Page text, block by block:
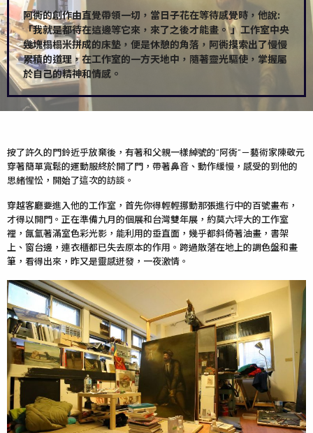
阿衖的創作由直覺帶領一切，當日子花在等待感覺時，他說:
「我就是都待在這邊等它來，來了之後才能畫。 」工作室中央
幾塊榻榻米拼成的床墊，便是休憩的角落，阿衖摸索出了慢慢
累積的道理，在工作室的一方天地中，隨著靈光驅使，掌握屬
於自己的精神和情感。
按了許久的門鈴近乎放棄後，有著和父親一樣綽號的”阿衖”－藝術家陳敬元
穿著簡單寬鬆的運動服終於開了門，帶著鼻音、動作緩慢，感受的到他的
思緒惺忪，開始了這次的訪談。
穿越客廳要進入他的工作室，首先你得輕輕挪動那張進行中的百號畫布，
才得以開門。正在準備九月的個展和台灣雙年展，約莫六坪大的工作室
裡，氤氳著滿室色彩光影，能利用的垂直面，幾乎都斜倚著油畫，書架
上、窗台邊，連衣櫃都已失去原本的作用。跨過散落在地上的調色盤和畫
筆，看得出來，昨又是靈感迸發，一夜激情。